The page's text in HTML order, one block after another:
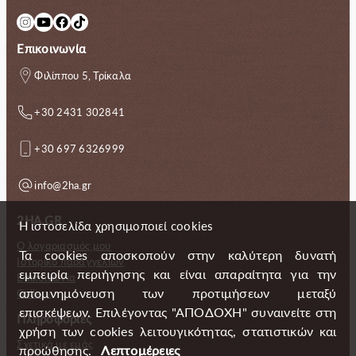
InstagramYouTube Facebook TikTok
Επικοινωνία
Φιλίππου 5, Τρίκαλα
+30 2431 302841
+30 697 6326999
info@2ha.gr
2HA.GR
Ο λογαριασμός μου
Ιστορικό παραγγελιών
Επικοινωνία
Gallery
Πληροφορίες
Σχετικά με εμάς
Η ιστοσελίδα χρησιμοποιεί cookies
Τα cookies αποσκοπούν στην καλύτερη δυνατή
εμπειρία περιήγησης και είναι απαραίτητα για την
απομνημόνευση των προτιμήσεων μεταξύ
επισκέψεων. Επιλέγοντας "ΑΠΟΔΟΧΗ" συναινείτε στη
χρήση των cookies λειτουγικότητας, στατιστικών και
προώθησης.
Λεπτομέρειες